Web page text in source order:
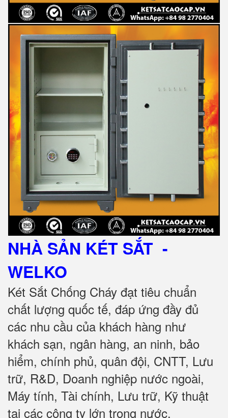
NHÀ SẢN KÉT SẮT -
WELKO
Két Sắt Chống Cháy đạt tiêu chuẩn
chất lượng quốc tế, đáp ứng đầy đủ
các nhu cầu của khách hàng như
khách sạn, ngân hàng, an ninh, bảo
hiểm, chính phủ, quân đội, CNTT, Lưu
trữ, R&D, Doanh nghiệp nước ngoài,
Máy tính, Tài chính, Lưu trữ, Kỹ thuật
tại các công ty lớn trong nước.